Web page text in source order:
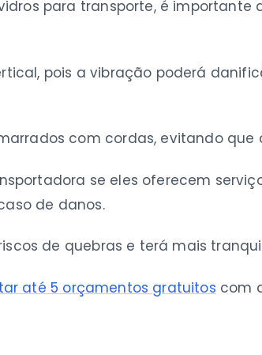
para transporte, é
pois a vibração poderá
com cordas, evitando que
se eles oferecem
de danos.
de quebras e terá mais
até 5 orçamentos gratuitos com